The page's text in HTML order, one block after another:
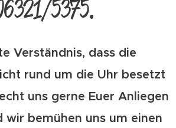
5375.
Verständnis, dass die
rund um die Uhr besetzt
uns gerne Euer Anliegen
wir bemühen uns um einen